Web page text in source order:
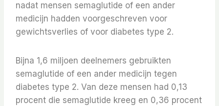
nadat mensen semaglutide of een ander
medicijn hadden voorgeschreven voor
gewichtsverlies of voor diabetes type 2.
Bijna 1,6 miljoen deelnemers gebruikten
semaglutide of een ander medicijn tegen
diabetes type 2. Van deze mensen had 0,13
procent die semaglutide kreeg en 0,36 procent